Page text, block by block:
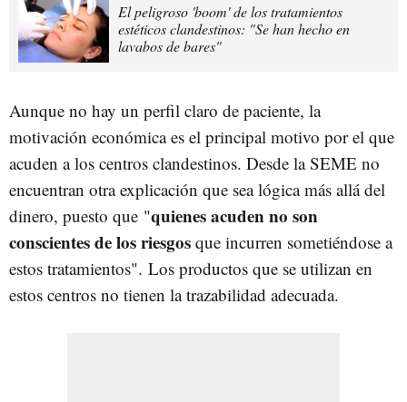
El peligroso 'boom' de los tratamientos
estéticos clandestinos: "Se han hecho en
lavabos de bares"
Aunque no hay un perfil claro de paciente, la
motivación económica es el principal motivo por el que
acuden a los centros clandestinos. Desde la SEME no
encuentran otra explicación que sea lógica más allá del
dinero, puesto que "quienes acuden no son
conscientes de los riesgos que incurren sometiéndose a
estos tratamientos". Los productos que se utilizan en
estos centros no tienen la trazabilidad adecuada.